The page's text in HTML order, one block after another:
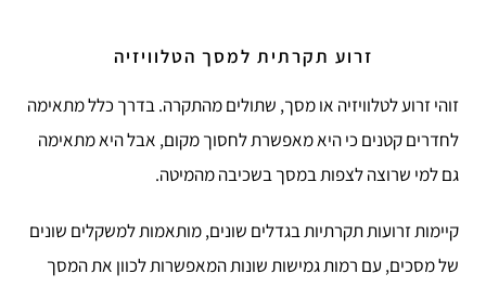
זרוע תקרתית למסך הטלוויזיה
זוהי זרוע לטלוויזיה או מסך, שתולים מהתקרה. בדרך כלל מתאימה
לחדרים קטנים כי היא מאפשרת לחסוך מקום, אבל היא מתאימה
גם למי שרוצה לצפות במסך בשכיבה מהמיטה.
קיימות זרועות תקרתיות בגדלים שונים, מותאמות למשקלים שונים
של מסכים, עם רמות גמישות שונות המאפשרות לכוון את המסך